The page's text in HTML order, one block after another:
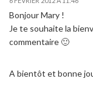
Bonjour Mary !
Je te souhaite la
commentaire 🙂
A bientôt et bonne